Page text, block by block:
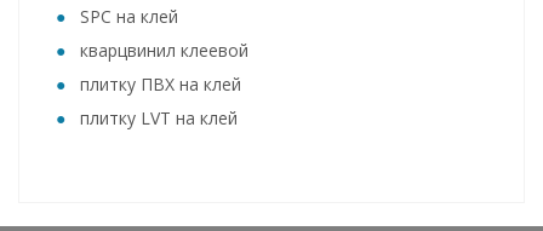
SPC на клей
кварцвинил клеевой
плитку ПВХ на клей
плитку LVT на клей